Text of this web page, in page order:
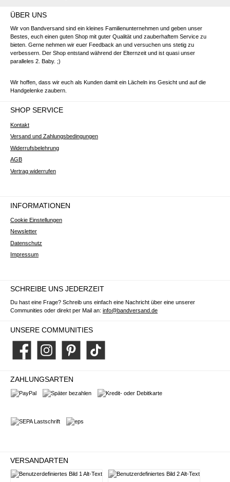
ÜBER UNS
Wir von Bandversand sind ein kleines Familienunternehmen und geben unser
Bestes, euch einen guten Shop mit guter Qualität und zauberhaftem Service zu
bieten. Gerne nehmen wir euer Feedback an und versuchen uns stetig zu
verbessern. Der Shop entstand während der Elternzeit und ist quasi unser
paralleles 2. Baby. ;)
Wir hoffen, dass wir euch als Kunden damit ein Lächeln ins Gesicht und auf die
Handgelenke zaubern.
SHOP SERVICE
Kontakt
Versand und Zahlungsbedingungen
Widerrufsbelehrung
AGB
Vertrag widerrufen
INFORMATIONEN
Cookie Einstellungen
Newsletter
Datenschutz
Impressum
SCHREIBE UNS JEDERZEIT
Du hast eine Frage? Schreib uns einfach eine Nachricht über eine unserer
Communities oder direkt per Mail an: info@bandversand.de
UNSERE COMMUNITIES
Facebook Instagram Pinterest TikTok
ZAHLUNGSARTEN
VERSANDARTEN